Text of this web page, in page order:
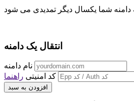
انتقال یک دامنه
نام دامنه
کد امنیتی راهنما
افزودن به سبد